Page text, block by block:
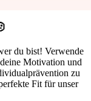
du bist! Verwende
Motivation und
zu
Fit für unser